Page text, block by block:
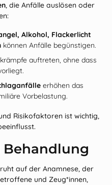
, die Anfälle auslösen oder
Alkohol, Flackerlicht
können Anfälle begünstigen.
auftreten, ohne dass
erhöhen das
Vorbelastung.
Risikofaktoren ist wichtig,
auf der Anamnese, der
und Zeug*innen,